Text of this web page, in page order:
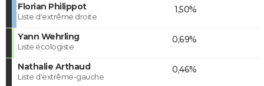
Florian Philippot
Liste d'extrême droite
1,50%
Yann Wehrling
Liste écologiste
0,69%
Nathalie Arthaud
Liste d'extrême-gauche
0,46%